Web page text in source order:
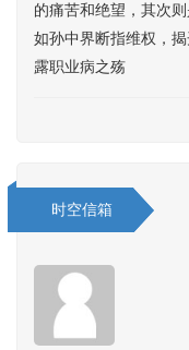
的痛苦和绝望，其次
如孙中界断指维权，
露职业病之殇
时空信箱